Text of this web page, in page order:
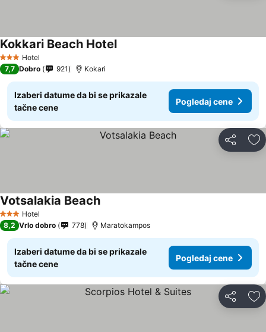
3 Zvezdice
Hotel
Kokkari Beach HotelPogledaj cene
7,7 Dobro 921 Kokari
Izaberi datume da bi se prikazale
tačne cene
Pogledaj cene
Deli
3 Zvezdice
Hotel
Votsalakia BeachPogledaj cene
8,2 Vrlo dobro 778 Maratokampos
Izaberi datume da bi se prikazale
tačne cene
Pogledaj cene
Deli